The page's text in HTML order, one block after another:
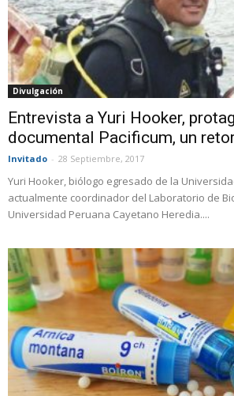
Divulgación
Entrevista a Yuri Hooker,
documental Pacificum, un
Invitado - 28 Septiembre, 2017
Yuri Hooker, biólogo egresado de la
actualmente coordinador del Laboratorio de
Universidad Peruana Cayetano Heredia....